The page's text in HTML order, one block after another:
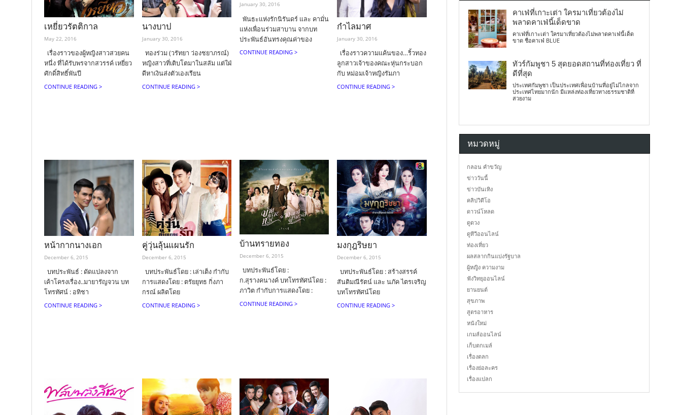
เหยี่ยวรัตติกาล
May 22, 2016
เรื่องราวของผู้หญิงสาวสวยคน
หนึ่ง ที่ได้รับพรจากสวรรค์ เหยี่ยว
ศักดิ์สิทธิ์พันปี
CONTINUE READING >
นางบาป
January 30, 2016
ทองร่วม (วรัทยา ว่องชยาภรณ์)
หญิงสาวที่เติบโตมาในสลัม แต่ใฝ่
ดีหาเงินส่งตัวเองเรียน
CONTINUE READING >
January 30, 2016
พันธะแห่งรักนิรันดร์ และ คามั่น
แห่งเพื่อนร่วมสาบาน จากบท
ประพันธ์อันทรงคุณค่าของ
CONTINUE READING >
กำไลมาศ
January 30, 2016
เรื่องราวความแค้นของ…ริ้วทอง
ลูกสาวเจ้าของคณะหุ่นกระบอก
กับ หม่อมเจ้าหญิงรัมภา
CONTINUE READING >
หน้ากากนางเอก
December 6, 2015
บทประพันธ์ : ดัดแปลงจาก
เค้าโครงเรื่อง..มายารัญจวน บท
โทรทัศน์ : อทิชา
CONTINUE READING >
คู่วุ่นลุ้นแผนรัก
December 6, 2015
บทประพันธ์โดย : เล่าเต็ง กำกับ
การแสดงโดย : ตรัยยุทธ กิ่งภา
กรณ์ ผลิตโดย
CONTINUE READING >
บ้านทรายทอง
December 6, 2015
บทประพันธ์โดย :
ก.สุรางคนางค์ บทโทรทัศน์โดย :
ภาวิต กำกับการแสดงโดย :
CONTINUE READING >
มงกุฎริษยา
December 6, 2015
บทประพันธ์โดย : สร้างสรรค์
สันติมณีรัตน์ และ นภัค ไตรเจริญ
บทโทรทัศน์โดย
CONTINUE READING >
คาเฟ่ที่เกาะเต่า ใครมาเที่ยวต้องไม่
พลาดคาเฟ่นี้เด็ดขาด
คาเฟ่ที่เกาะเต่า ใครมาเที่ยวต้องไม่พลาดคาเฟ่นี้เด็ด
ขาด ชื่อคาเฟ่ BLUE
ทัวร์กัมพูชา 5 สุดยอดสถานที่ท่องเที่ยว ที่
ดีที่สุด
ประเทศกัมพูชา เป็นประเทศเพื่อนบ้านที่อยู่ไม่ไกลจาก
ประเทศไทยมากนัก มีแหล่งท่องเที่ยวทางธรรมชาติที่
สวยงาม
หมวดหมู่
กลอน คำขวัญ
ข่าววันนี้
ข่าวบันเทิง
คลิปวิดีโอ
ดาวน์โหลด
ดูดวง
ดูทีวีออนไลน์
ท่องเที่ยว
ผลสลากกินแบ่งรัฐบาล
ผู้หญิง ความงาม
ฟังวิทยุออนไลน์
ยานยนต์
สุขภาพ
สูตรอาหาร
หนังใหม่
เกมส์ออนไลน์
เก็บตกเมล์
เรื่องตลก
เรื่องย่อละคร
เรื่องแปลก